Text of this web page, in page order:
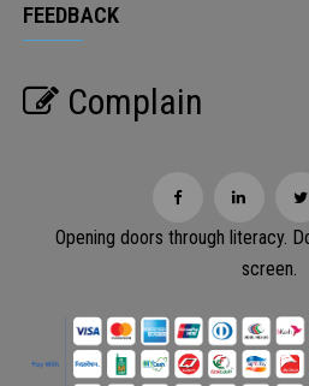
FEEDBACK
Complain
Opening doors through literacy.
screen.